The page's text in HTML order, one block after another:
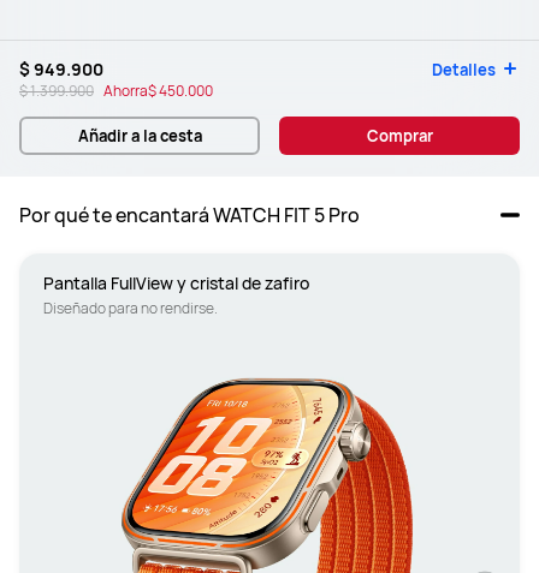
$ 949.900 Detalles
$ 1.399.900 Ahorra$ 450.000
Añadir a la cesta Comprar
Por qué te encantará WATCH FIT 5 Pro